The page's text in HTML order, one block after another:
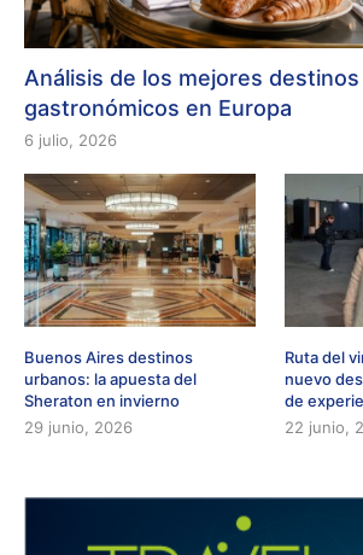
Análisis de los mejores destinos
gastronómicos en Europa
6 julio, 2026
Buenos Aires destinos
urbanos: la apuesta del
Sheraton en invierno
29 junio, 2026
Ruta del
nuevo
de
22 junio,